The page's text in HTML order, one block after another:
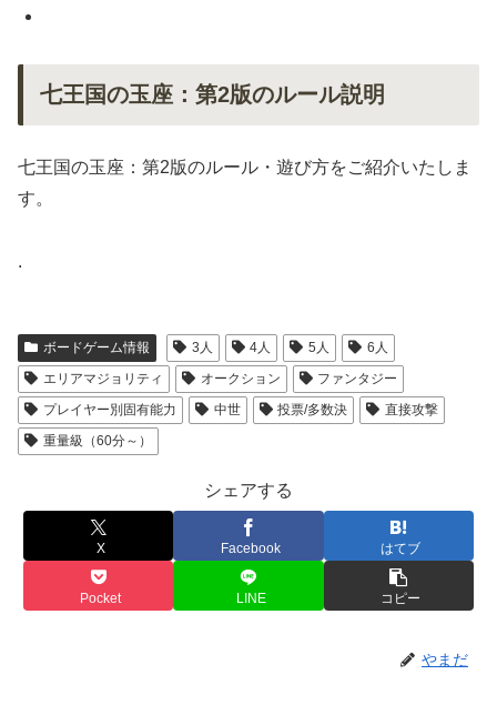
七王国の玉座：第2版のルール説明
七王国の玉座：第2版のルール・遊び方をご紹介いたしま
す。
.
ボードゲーム情報 3人 4人 5人
6人
エリアマジョリティ
オークション
ファンタジー
プレイヤー別固有能力
中世 投票/多数決
直接攻撃
重量級（60分～）
シェアする
X Facebook はてブ
Pocket LINE コピー
やまだ